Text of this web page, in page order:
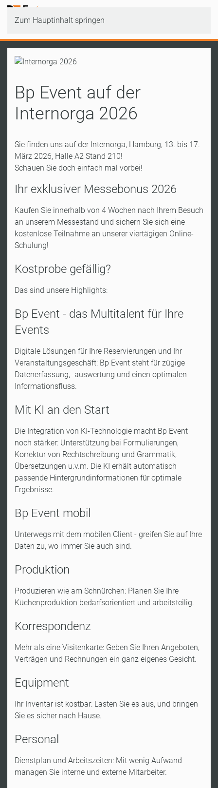
Zum Hauptinhalt springen
Bp Event auf der
Internorga 2026
Sie finden uns auf der Internorga, Hamburg, 13. bis 17.
März 2026, Halle A2 Stand 210!
Schauen Sie doch einfach mal vorbei!
Ihr exklusiver Messebonus 2026
Kaufen Sie innerhalb von 4 Wochen nach Ihrem Besuch
an unserem Messestand und sichern Sie sich eine
kostenlose Teilnahme an unserer viertägigen Online-
Schulung!
Kostprobe gefällig?
Das sind unsere Highlights:
Bp Event - das Multitalent für Ihre
Events
Digitale Lösungen für Ihre Reservierungen und Ihr
Veranstaltungsgeschäft: Bp Event steht für zügige
Datenerfassung, -auswertung und einen optimalen
Informationsfluss.
Mit KI an den Start
Die Integration von KI-Technologie macht Bp Event
noch stärker: Unterstützung bei Formulierungen,
Korrektur von Rechtschreibung und Grammatik,
Übersetzungen u.v.m. Die KI erhält automatisch
passende Hintergrundinformationen für optimale
Ergebnisse.
Bp Event mobil
Unterwegs mit dem mobilen Client - greifen Sie auf Ihre
Daten zu, wo immer Sie auch sind​.
Produktion
Produzieren wie am Schnürchen: Planen Sie Ihre
Küchenproduktion bedarfsorientiert und arbeitsteilig.
Korrespondenz
Mehr als eine Visitenkarte: Geben Sie Ihren Angeboten,
Verträgen und Rechnungen ein ganz eigenes Gesicht.
Equipment
Ihr Inventar ist kostbar: Lasten Sie es aus, und bringen
Sie es sicher nach Hause.
Personal
Dienstplan und Arbeitszeiten: Mit wenig Aufwand
managen Sie interne und externe Mitarbeiter.